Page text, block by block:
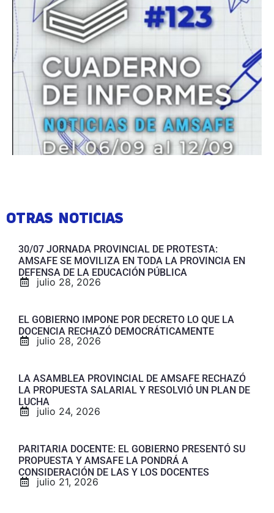
OTRAS NOTICIAS
30/07 JORNADA PROVINCIAL DE PROTESTA:
AMSAFE SE MOVILIZA EN TODA LA PROVINCIA EN
DEFENSA DE LA EDUCACIÓN PÚBLICA
julio 28, 2026
EL GOBIERNO IMPONE POR DECRETO LO QUE LA
DOCENCIA RECHAZÓ DEMOCRÁTICAMENTE
julio 28, 2026
LA ASAMBLEA PROVINCIAL DE AMSAFE RECHAZÓ
LA PROPUESTA SALARIAL Y RESOLVIÓ UN PLAN DE
LUCHA
julio 24, 2026
PARITARIA DOCENTE: EL GOBIERNO PRESENTÓ SU
PROPUESTA Y AMSAFE LA PONDRÁ A
CONSIDERACIÓN DE LAS Y LOS DOCENTES
julio 21, 2026